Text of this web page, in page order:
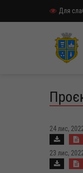
Для
24 лис,
23 лис,